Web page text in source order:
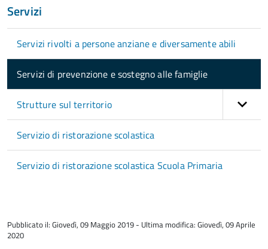
Servizi
Servizi rivolti a persone anziane e diversamente abili
Servizi di prevenzione e sostegno alle famiglie
Strutture sul territorio
Servizio di ristorazione scolastica
Servizio di ristorazione scolastica Scuola Primaria
del
contenuto
Pubblicato il: Giovedì, 09 Maggio 2019 - Ultima modifica: Giovedì, 09 Aprile
2020